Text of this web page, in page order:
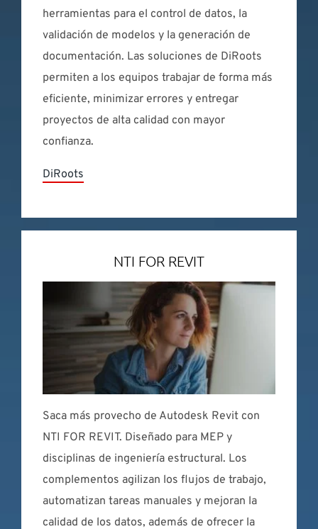
herramientas para el control de datos, la
validación de modelos y la generación de
documentación. Las soluciones de DiRoots
permiten a los equipos trabajar de forma más
eficiente, minimizar errores y entregar
proyectos de alta calidad con mayor
confianza.
DiRoots
NTI FOR REVIT
Saca más provecho de Autodesk Revit con
NTI FOR REVIT. Diseñado para MEP y
disciplinas de ingeniería estructural. Los
complementos agilizan los flujos de trabajo,
automatizan tareas manuales y mejoran la
calidad de los datos, además de ofrecer la